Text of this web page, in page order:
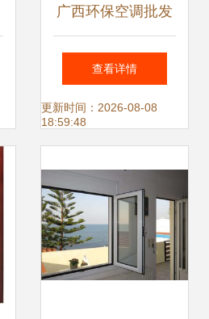
广西环保空调批发
价参考与金属门窗
选购指南（联系方
22787393）
查看详情
更新时间：2026-08-08
18:59:48